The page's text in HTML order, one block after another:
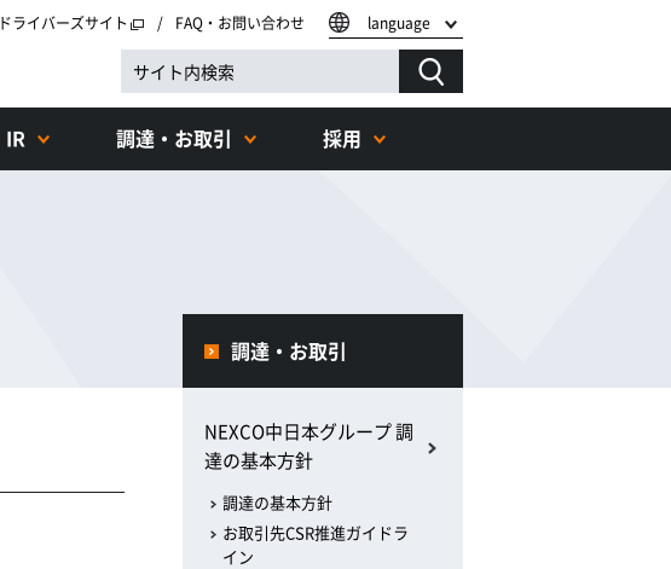
ドライバーズサイト FAQ・お問い合わせ language
IR 調達・お取引 採用
調達・お取引
NEXCO中日本グループ 調
達の基本方針
調達の基本方針
お取引先CSR推進ガイドラ
イン